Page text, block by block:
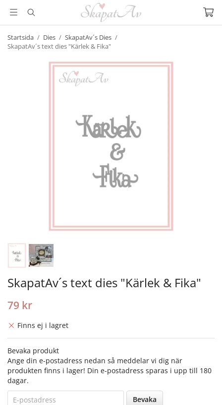
Startsida / Dies / SkapatAv´s Dies /
SkapatAv´s text dies "Kärlek & Fika"
SkapatAv´s text dies "Kärlek & Fika"
79 kr
Finns ej i lagret
Bevaka produkt
Ange din e-postadress nedan så meddelar vi dig när
produkten finns i lager! Din e-postadress sparas i upp till 180
dagar.
Bevaka